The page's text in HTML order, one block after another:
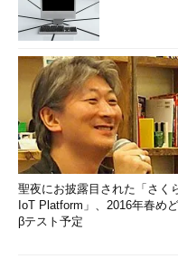
聖夜にお披露目された「さく
IoT Platform」、2016年春め
βテスト予定